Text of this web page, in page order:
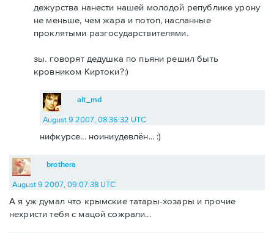
дежурства нанести нашей молодой републике урону
не меньше, чем жара и потоп, насланные
проклятыми разгосударствителями.
зы. говорят дедушка по пьяни решил быть
кровником Киртоки?:)
alt_md
August 9 2007, 08:36:32 UTC
нифкурсе... ноиниудевлён... :)
brothera
August 9 2007, 09:07:38 UTC
А я уж думал что крымские татары-хозары и прочие
нехристи тебя с мацой сожрали...